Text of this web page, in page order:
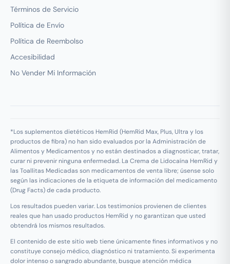
Términos de Servicio
Política de Envío
Política de Reembolso
Accesibilidad
No Vender Mi Información
*Los suplementos dietéticos HemRid (HemRid Max, Plus, Ultra y los
productos de fibra) no han sido evaluados por la Administración de
Alimentos y Medicamentos y no están destinados a diagnosticar, tratar,
curar ni prevenir ninguna enfermedad. La Crema de Lidocaína HemRid y
las Toallitas Medicadas son medicamentos de venta libre; úsense solo
según las indicaciones de la etiqueta de información del medicamento
(Drug Facts) de cada producto.
Los resultados pueden variar. Los testimonios provienen de clientes
reales que han usado productos HemRid y no garantizan que usted
obtendrá los mismos resultados.
El contenido de este sitio web tiene únicamente fines informativos y no
constituye consejo médico, diagnóstico ni tratamiento. Si experimenta
dolor intenso o sangrado abundante, busque atención médica